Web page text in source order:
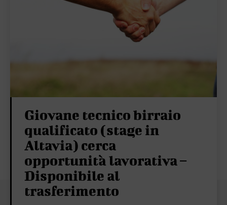
Giovane tecnico birraio
qualificato (stage in
Altavia) cerca
opportunità lavorativa –
Disponibile al
trasferimento